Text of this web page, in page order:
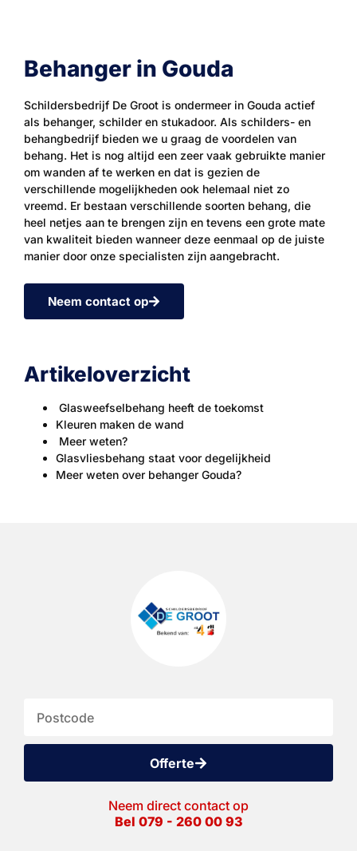
Behanger in Gouda
Schildersbedrijf De Groot is ondermeer in Gouda actief
als behanger, schilder en stukadoor. Als schilders- en
behangbedrijf bieden we u graag de voordelen van
behang. Het is nog altijd een zeer vaak gebruikte manier
om wanden af te werken en dat is gezien de
verschillende mogelijkheden ook helemaal niet zo
vreemd. Er bestaan verschillende soorten behang, die
heel netjes aan te brengen zijn en tevens een grote mate
van kwaliteit bieden wanneer deze eenmaal op de juiste
manier door onze specialisten zijn aangebracht.
Neem contact op
Artikeloverzicht
Glasweefselbehang heeft de toekomst
Kleuren maken de wand
Meer weten?
Glasvliesbehang staat voor degelijkheid
Meer weten over behanger Gouda?
Offerte
Neem direct contact op
Bel 079 - 260 00 93